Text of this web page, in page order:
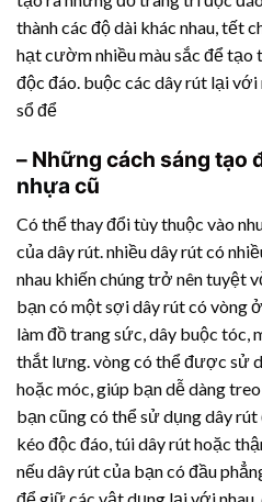
thành các độ dài khác nhau, tết
hạt cườm nhiều màu sắc để tạo
độc đáo. buộc các dây rút lại
sổ để
– Những cách sáng tạo
nhựa cũ
Có thể thay đổi tùy thuộc vào
của dây rút. nhiều dây rút có
nhau khiến chúng trở nên tuyệt
bạn có một sợi dây rút có vòng
làm đồ trang sức, dây buộc tóc,
thắt lưng. vòng có thể được sử
hoặc móc, giúp bạn dễ dàng
bạn cũng có thể sử dụng dây
kéo độc đáo, túi dây rút hoặc
nếu dây rút của bạn có đầu